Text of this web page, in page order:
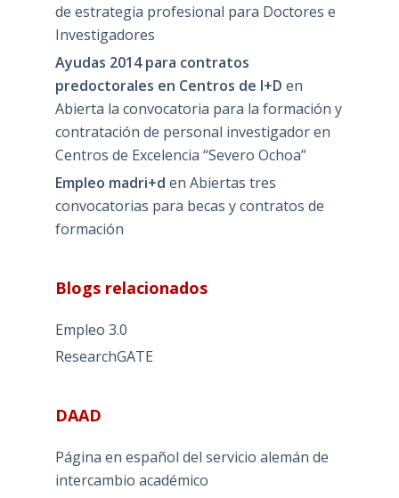
de estrategia profesional para Doctores e
Investigadores
Ayudas 2014 para contratos
predoctorales en Centros de I+D en
Abierta la convocatoria para la formación y
contratación de personal investigador en
Centros de Excelencia “Severo Ochoa”
Empleo madri+d en Abiertas tres
convocatorias para becas y contratos de
formación
Blogs relacionados
Empleo 3.0
ResearchGATE
DAAD
Página en español del servicio alemán de
intercambio académico